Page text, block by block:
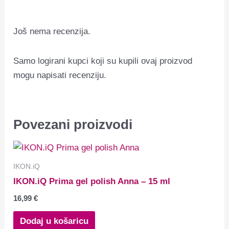
Još nema recenzija.
Samo logirani kupci koji su kupili ovaj proizvod
mogu napisati recenziju.
Povezani proizvodi
IKON.iQ
IKON.iQ Prima gel polish Anna – 15 ml
16,99€
Dodaj u košaricu